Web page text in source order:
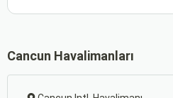
Cancun Havalimanları